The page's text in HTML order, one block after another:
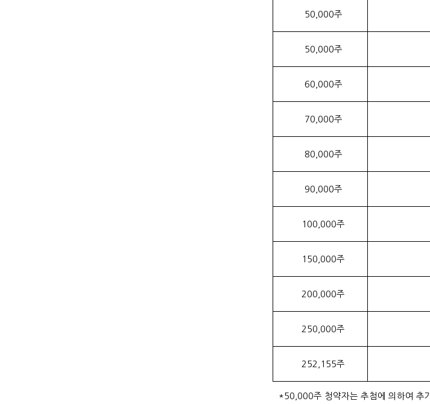
50,000주
50,000주
60,000주
70,000주
80,000주
90,000주
100,000주
150,000주
200,000주
250,000주
252,155주
*50,000주 청약자는 추첨에 의하여 추